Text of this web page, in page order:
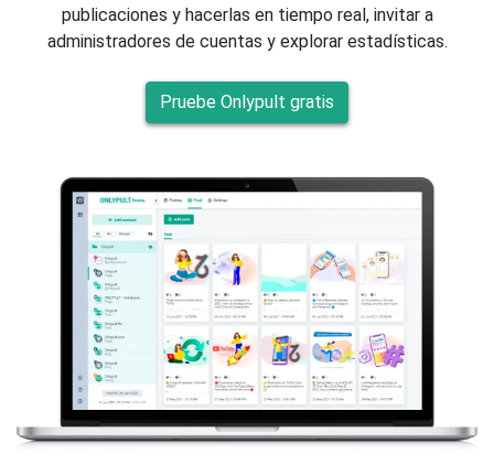
publicaciones y hacerlas en tiempo real, invitar a
administradores de cuentas y explorar estadísticas.
Pruebe Onlypult gratis